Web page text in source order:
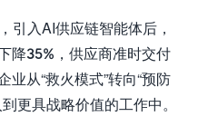
引入AI供应链智能体后，
降35%，供应商准时交付
从“救火模式”转向“预防
更具战略价值的工作中。